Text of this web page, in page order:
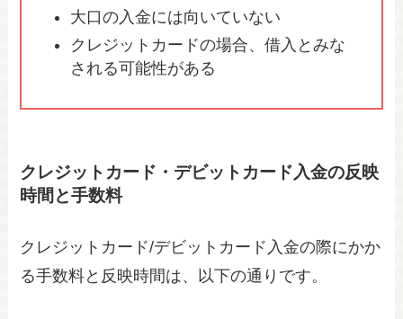
大口の入金には向いていない
クレジットカードの場合、借入とみな
される可能性がある
クレジットカード・デビットカード入金の反映
時間と手数料
クレジットカード/デビットカード入金の際にかか
る手数料と反映時間は、以下の通りです。